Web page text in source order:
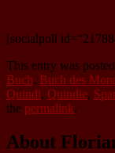
[socialpoll
This entry was
Buch, Buch des
Quindi, Quindie,
the permalink.
About